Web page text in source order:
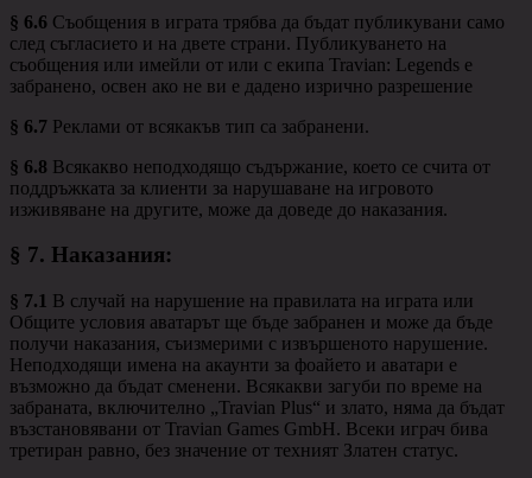
§ 6.6 Съобщения в играта трябва да бъдат публикувани само
след съгласието и на двете страни. Публикуването на
съобщения или имейли от или с екипа Travian: Legends е
забранено, освен ако не ви е дадено изрично разрешение
§ 6.7 Реклами от всякакъв тип са забранени.
§ 6.8 Всякакво неподходящо съдържание, което се счита от
поддръжката за клиенти за нарушаване на игровото
изживяване на другите, може да доведе до наказания.
§ 7. Наказания:
§ 7.1 В случай на нарушение на правилата на играта или
Общите условия аватарът ще бъде забранен и може да бъде
получи наказания, съизмерими с извършеното нарушение.
Неподходящи имена на акаунти за фоайето и аватари е
възможно да бъдат сменени. Всякакви загуби по време на
забраната, включително „Travian Plus“ и злато, няма да бъдат
възстановявани от Travian Games GmbH. Всеки играч бива
третиран равно, без значение от техният Златен статус.